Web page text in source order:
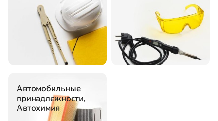
Автомобильные
принадлежности,
Автохимия